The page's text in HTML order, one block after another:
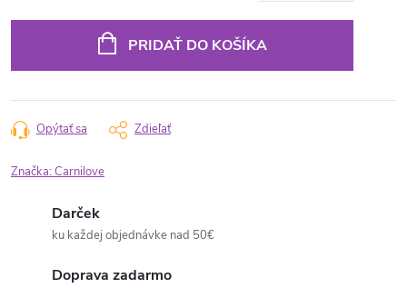
PRIDAŤ DO KOŠÍKA
Opýtať sa Zdieľať
Značka:Carnilove
Darček
ku každej objednávke nad 50€
Doprava zadarmo